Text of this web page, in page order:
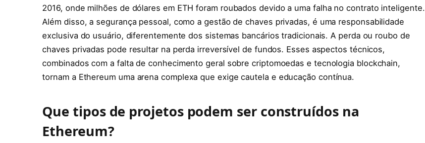
2016, onde milhões de dólares em ETH foram roubados devido a uma falha no contrato inteligente.
Além disso, a segurança pessoal, como a gestão de chaves privadas, é uma responsabilidade
exclusiva do usuário, diferentemente dos sistemas bancários tradicionais. A perda ou roubo de
chaves privadas pode resultar na perda irreversível de fundos. Esses aspectos técnicos,
combinados com a falta de conhecimento geral sobre criptomoedas e tecnologia blockchain,
tornam a Ethereum uma arena complexa que exige cautela e educação contínua.
Que tipos de projetos podem ser construídos na
Ethereum?